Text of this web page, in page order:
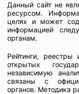
Данный сайт не
ресурсом.
целях и может
информацией
органам.
Рейтинги, реестры
открытых
независимую
связаны с
органов. Методика